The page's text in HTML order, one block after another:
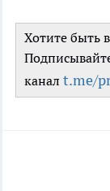
Хотите быть
канал t.me/